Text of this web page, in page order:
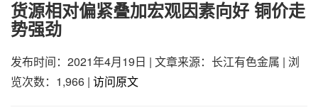
货源相对偏紧叠加宏观因素向好 铜价走
势强劲
发布时间：2021年4月19日 | 文章来源：长江有色金属 | 浏
览次数：1,966 | 访问原文